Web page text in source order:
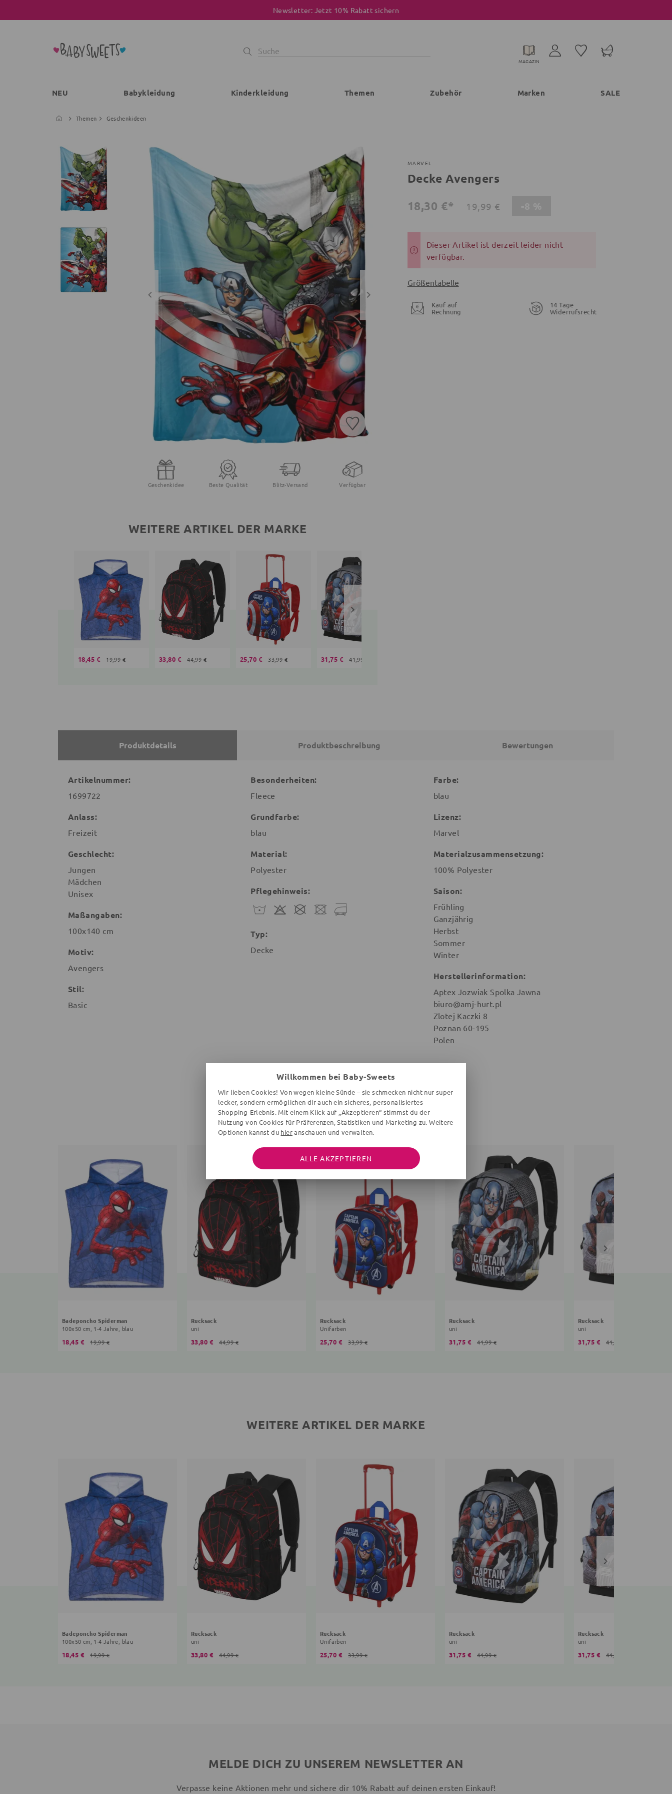
Newsletter: Jetzt 10% Rabatt sichern
MAGAZIN
NEU Babykleidung Kinderkleidung Themen Zubehör Marken SALE
Themen Geschenkideen
Geschenkidee Beste Qualität Blitz-Versand Verfügbar
WEITERE ARTIKEL DER MARKE
18,45 € 19,99 € 33,80 € 44,99 € 25,70 € 33,99 € 31,75 € 41,99 €
MARVEL
Decke Avengers
18,30 €*
19,99 €
Dieser Artikel ist derzeit leider nicht
verfügbar.
Größentabelle
Kauf auf
Rechnung
14 Tage
Widerrufsrecht
Produktdetails Produktbeschreibung Bewertungen
Artikelnummer:
1699722
Anlass:
Freizeit
Geschlecht:
Jungen
Mädchen
Unisex
Maßangaben:
100x140 cm
Motiv:
Avengers
Stil:
Basic
Besonderheiten:
Fleece
Grundfarbe:
blau
Material:
Polyester
Pflegehinweis:
Typ:
Decke
Farbe:
blau
Lizenz:
Marvel
Materialzusammensetzung:
100% Polyester
Saison:
Frühling
Ganzjährig
Herbst
Sommer
Winter
Herstellerinformation:
Aptex Jozwiak Spolka Jawna
biuro@amj-hurt.pl
Zlotej Kaczki 8
Poznan 60-195
Polen
WEITERE ARTIKEL DER MARKE
Badeponcho Spiderman
100x50 cm, 1-4 Jahre, blau
18,45 € 19,99 €
Rucksack
uni
33,80 € 44,99 €
Rucksack
Unifarben
25,70 € 33,99 €
Rucksack
uni
31,75 € 41,99 €
Rucksack
uni
31,75 € 41,99 €
WEITERE ARTIKEL DER MARKE
Badeponcho Spiderman
100x50 cm, 1-4 Jahre, blau
18,45 € 19,99 €
Rucksack
uni
33,80 € 44,99 €
Rucksack
Unifarben
25,70 € 33,99 €
Rucksack
uni
31,75 € 41,99 €
Rucksack
uni
31,75 € 41,99 €
MELDE DICH ZU UNSEREM NEWSLETTER AN
Verpasse keine Aktionen mehr und sichere dir 10% Rabatt auf deinen ersten Einkauf!
Willkommen bei Baby-Sweets
Wir lieben Cookies! Von wegen kleine Sünde – sie schmecken nicht nur super
lecker, sondern ermöglichen dir auch ein sicheres, personalisiertes
Shopping-Erlebnis. Mit einem Klick auf „Akzeptieren“ stimmst du der
Nutzung von Cookies für Präferenzen, Statistiken und Marketing zu. Weitere
Optionen kannst du hieranschauen und verwalten.
ALLE AKZEPTIEREN